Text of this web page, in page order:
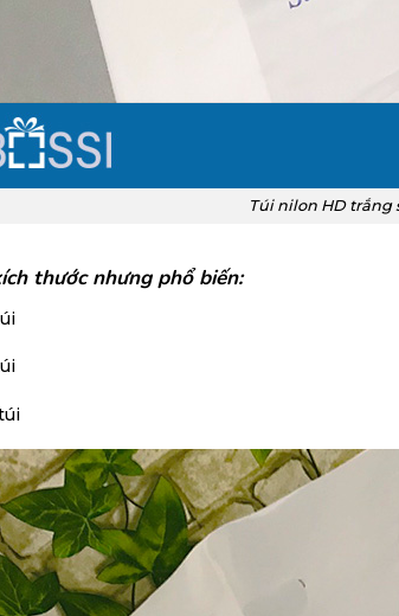
Túi nilon HD trắng
thước nhưng phổ biến: